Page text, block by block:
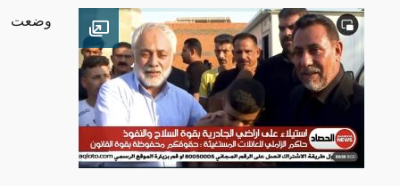
Open image
وضعت